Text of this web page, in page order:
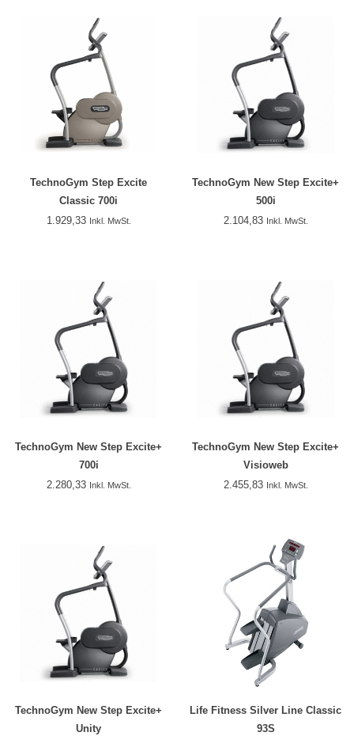
TechnoGym Step Excite
Classic 700i
1.929,33 Inkl. MwSt.
TechnoGym New Step Excite+
500i
2.104,83 Inkl. MwSt.
TechnoGym New Step Excite+
700i
2.280,33 Inkl. MwSt.
TechnoGym New Step Excite+
Visioweb
2.455,83 Inkl. MwSt.
TechnoGym New Step Excite+
Unity
Life Fitness Silver Line Classic
93S